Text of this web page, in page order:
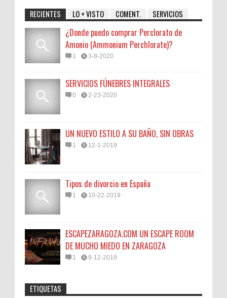
RECIENTES LO + VISTO COMENT. SERVICIOS
¿Donde puedo comprar Perclorato de
Amonio (Ammonium Perchlorate)?
1 3-8-2020
SERVICIOS FÚNEBRES INTEGRALES
0 2-23-2020
UN NUEVO ESTILO A SU BAÑO, SIN OBRAS
1 12-1-2019
Tipos de divorcio en España
1 10-22-2019
ESCAPEZARAGOZA.COM UN ESCAPE ROOM
DE MUCHO MIEDO EN ZARAGOZA
1 9-12-2019
Anonymous:
45N
ETIQUETAS